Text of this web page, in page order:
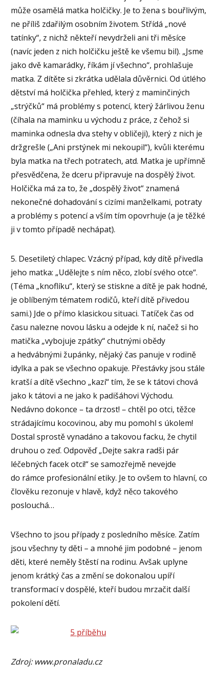
může osamělá matka holčičky. Je to žena s bouřlivým,
ne příliš zdařilým osobním životem. Střídá „nové
tatínky“, z nichž někteří nevydrželi ani tři měsíce
(navíc jeden z nich holčičku ještě ke všemu bil). „Jsme
jako dvě kamarádky, říkám jí všechno“, prohlašuje
matka. Z dítěte si zkrátka udělala důvěrnici. Od útlého
dětství má holčička přehled, který z maminčiných
„strýčků“ má problémy s potencí, který žárlivou ženu
(číhala na maminku u východu z práce, z čehož si
maminka odnesla dva stehy v obličeji), který z nich je
držgrešle („Ani prstýnek mi nekoupil“), kvůli kterému
byla matka na třech potratech, atd. Matka je upřímně
přesvědčena, že dceru připravuje na dospělý život.
Holčička má za to, že „dospělý život“ znamená
nekonečné dohadování s cizími manželkami, potraty
a problémy s potencí a vším tím opovrhuje (a je těžké
ji v tomto případě nechápat).
5. Desetiletý chlapec. Vzácný případ, kdy dítě přivedla
jeho matka: „Udělejte s ním něco, zlobí svého otce“.
(Téma „knoflíku“, který se stiskne a dítě je pak hodné,
je oblíbeným tématem rodičů, kteří dítě přivedou
sami.) Jde o přímo klasickou situaci. Tatíček čas od
času nalezne novou lásku a odejde k ní, načež si ho
matička „vybojuje zpátky“ chutnými obědy
a hedvábnými župánky, nějaký čas panuje v rodině
idylka a pak se všechno opakuje. Přestávky jsou stále
kratší a dítě všechno „kazí“ tím, že se k tátovi chová
jako k tátovi a ne jako k padišáhovi Východu.
Nedávno dokonce – ta drzost! – chtěl po otci, těžce
strádajícímu kocovinou, aby mu pomohl s úkolem!
Dostal sprostě vynadáno a takovou facku, že chytil
druhou o zeď. Odpověď „Dejte sakra radši pár
léčebných facek otci!“ se samozřejmě nevejde
do rámce profesionální etiky. Je to ovšem to hlavní, co
člověku rezonuje v hlavě, když něco takového
poslouchá…
Všechno to jsou případy z posledního měsíce. Zatím
jsou všechny ty děti – a mnohé jim podobné – jenom
děti, které neměly štěstí na rodinu. Avšak uplyne
jenom krátký čas a změní se dokonalou upíří
transformací v dospělé, kteří budou mrzačit další
pokolení dětí.
Zdroj: www.pronaladu.cz